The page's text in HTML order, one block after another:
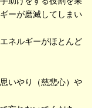
ーが磨滅してしまい
ネルギーがほとんど
いやり（慈悲心）や